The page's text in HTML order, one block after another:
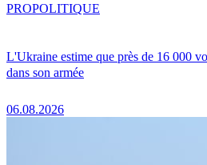
L'Ukraine estime que près de 16 000
dans son armée
06.08.2026
PROPOLITIQUE